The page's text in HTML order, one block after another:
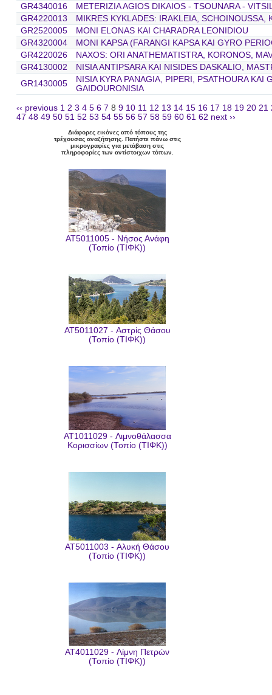
GR4340016
METERIZIA AGIOS DIKAIOS - TSOUNARA -
GR4220013
MIKRES KYKLADES: IRAKLEIA,
GR2520005
MONI ELONAS KAI CHARADRA LEONIDIOU
GR4320004
MONI KAPSA (FARANGI KAPSA KAI GYRO
GR4220026
NAXOS: ORI ANATHEMATISTRA, KORONOS,
GR4130002
NISIA ANTIPSARA KAI NISIDES DASKALIO,
GR1430005
NISIA KYRA PANAGIA, PIPERI, PSATHOURA
GAIDOURONISIA
‹‹ previous 1 2 3 4 5 6 7 8 9 10 11 12 13 14 15 16 17 18 19 20 21
47 48 49 50 51 52 53 54 55 56 57 58 59 60 61 62 next ››
Διάφορες εικόνες από τόπους της
τρέχουσας αναζήτησης. Πατήστε πάνω στις
μικρογραφίες για μετάβαση στις
πληροφορίες των αντίστοιχων τόπων.
AT5011005 - Νήσος Ανάφη
(Τοπίο (ΤΙΦΚ))
AT5011027 - Αστρίς Θάσου
(Τοπίο (ΤΙΦΚ))
AT1011029 - Λιμνοθάλασσα
Κορισσίων (Τοπίο (ΤΙΦΚ))
AT5011003 - Αλυκή Θάσου
(Τοπίο (ΤΙΦΚ))
AT4011029 - Λίμνη Πετρών
(Τοπίο (ΤΙΦΚ))